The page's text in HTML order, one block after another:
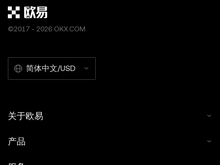
©2017 - 2026 OKX.COM
简体中文/USD
关于欧易
产品